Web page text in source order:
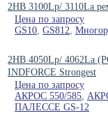
2HB 3100Lp/ 3110La
Цена по запросу
GS10 GS812
2HB 4050Lp/ 4062La
INDFORCE Strongest
Цена по запросу
АКРОС 550/585
ПАЛЕССЕ GS-12